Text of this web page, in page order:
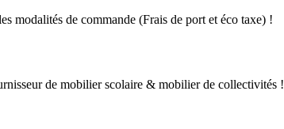
modalités de commande (Frais de port et éco taxe) !
de mobilier scolaire & mobilier de collectivités !